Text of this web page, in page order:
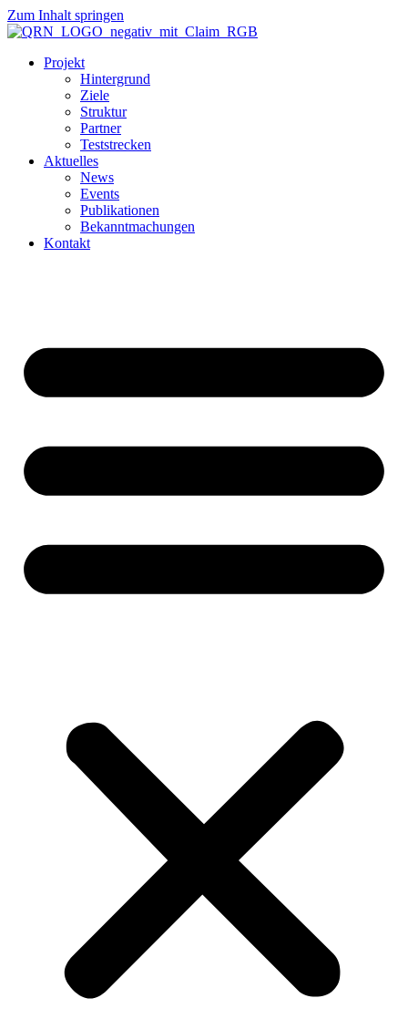
Zum Inhalt springen
Projekt
Hintergrund
Ziele
Struktur
Partner
Teststrecken
Aktuelles
News
Events
Publikationen
Bekanntmachungen
Kontakt